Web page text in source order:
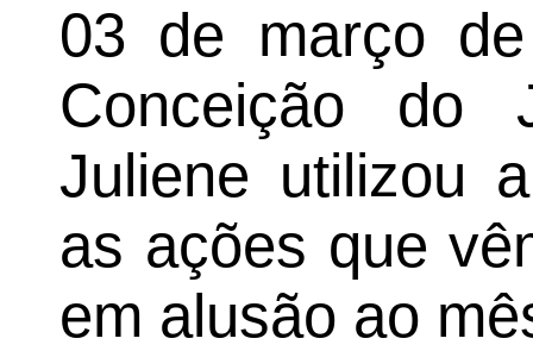
03 de março
Conceição do
Juliene utilizou
as ações que
em alusão ao